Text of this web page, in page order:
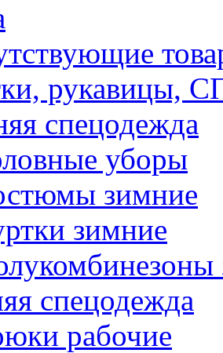
спецодежда
уборы
зимние
зимние
спецодежда
рабочие